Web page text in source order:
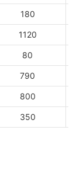
180
1120
80
790
800
350